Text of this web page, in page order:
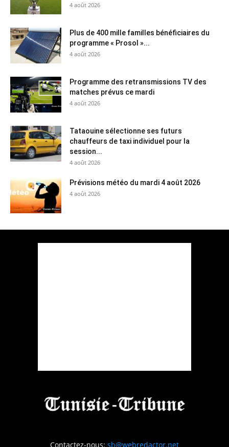
4 août 2026
Plus de 400 mille familles bénéficiaires du
programme « Prosol »...
4 août 2026
Programme des retransmissions TV des
matches prévus ce mardi
4 août 2026
Tataouine sélectionne ses futurs
chauffeurs de taxi individuel pour la
session...
4 août 2026
Prévisions météo du mardi 4 août 2026
4 août 2026
Contactez-nous: sb@webredactor.net